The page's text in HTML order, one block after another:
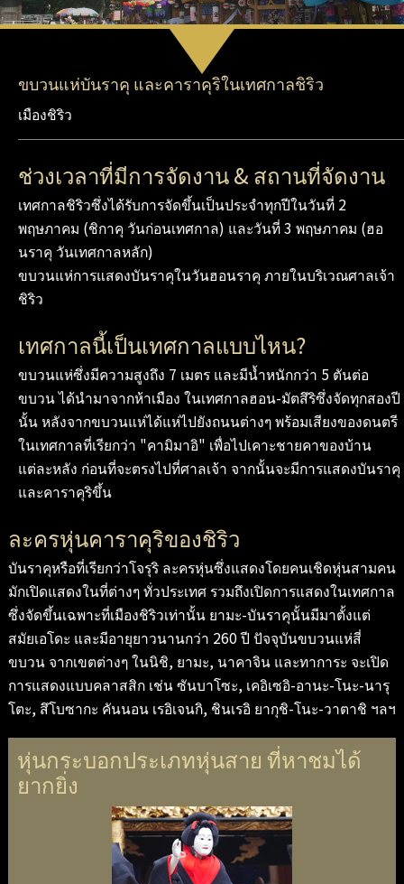
ขบวนแห่บันราคุ และคาราคุริในเทศกาลชิริว
เมืองชิริว
ช่วงเวลาที่มีการจัดงาน & สถานที่จัดงาน
เทศกาลชิริวซึ่งได้รับการจัดขึ้นเป็นประจำทุกปีในวันที่ 2
พฤษภาคม (ชิกาคุ วันก่อนเทศกาล) และวันที่ 3 พฤษภาคม (ฮอ
นราคุ วันเทศกาลหลัก)
ขบวนแห่การแสดงบันราคุในวันฮอนราคุ ภายในบริเวณศาลเจ้า
ชิริว
เทศกาลนี้เป็นเทศกาลแบบไหน?
ขบวนแห่ซึ่งมีความสูงถึง 7 เมตร และมีน้ำหนักกว่า 5 ตันต่อ
ขบวน ได้นำมาจากห้าเมือง ในเทศกาลฮอน-มัตสึริซึ่งจัดทุกสองปี
นั้น หลังจากขบวนแห่ได้แห่ไปยังถนนต่างๆ พร้อมเสียงของดนตรี
ในเทศกาลที่เรียกว่า "คามิมาอิ" เพื่อไปเคาะชายคาของบ้าน
แต่ละหลัง ก่อนที่จะตรงไปที่ศาลเจ้า จากนั้นจะมีการแสดงบันราคุ
และคาราคุริขึ้น
ละครหุ่นคาราคุริของชิริว
บันราคุหรือที่เรียกว่าโจรุริ ละครหุ่นซึ่งแสดงโดยคนเชิดหุ่นสามคน
มักเปิดแสดงในที่ต่างๆ ทั่วประเทศ รวมถึงเปิดการแสดงในเทศกาล
ซึ่งจัดขึ้นเฉพาะที่เมืองชิริวเท่านั้น ยามะ-บันราคุนั้นมีมาตั้งแต่
สมัยเอโดะ และมีอายุยาวนานกว่า 260 ปี ปัจจุบันขบวนแห่สี่
ขบวน จากเขตต่างๆ ในนิชิ, ยามะ, นาคาจิน และทาการะ จะเปิด
การแสดงแบบคลาสสิก เช่น ซันบาโซะ, เคอิเซอิ-อานะ-โนะ-นารุ
โตะ, สึโบซากะ คันนอน เรอิเจนกิ, ชินเรอิ ยากุชิ-โนะ-วาตาชิ ฯลฯ
หุ่นกระบอกประเภทหุ่นสาย ที่หาชมได้
ยากยิ่ง